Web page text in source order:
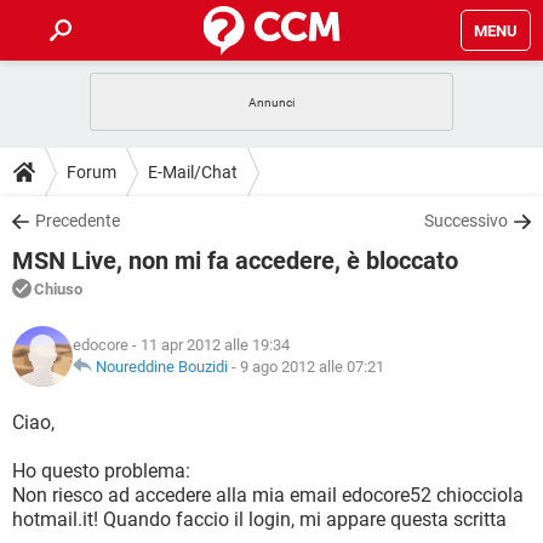
MENU
INTRATTENIMENTO
iOS
INSTAGRAM WHATSAPP
TIKTOK
HARDWARE
GUIDE
COVID-19
iOS
INSTAGRAM
TIKTOK FACEBOOK
DOWNLOAD
COVID-19 GAMING
INTRATTENIMENTO
iOS
INSTAGRAM
TIKTOK
HARDWARE
FORUM
COVID-19
INTRATTENIMENTO ANDROID
TIKTOK FACEBOOK
HARDWARE
GLOSSARIO
COVID-19
INTRATTENIMENTO
iOS
INSTAGRAM WHATSAPP
Forum E-Mail/Chat
Precedente Successivo
MSN Live, non mi fa accedere, è bloccato
Chiuso
edocore - 11 apr 2012 alle 19:34
Noureddine Bouzidi - 9 ago 2012 alle 07:21
Ciao,
Ho questo problema:
Non riesco ad accedere alla mia email edocore52 chiocciola
hotmail.it! Quando faccio il login, mi appare questa scritta